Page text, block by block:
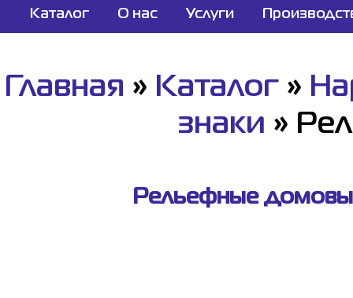
Каталог О нас Услуги
Главная » Каталог»
знаки »
Рельефные